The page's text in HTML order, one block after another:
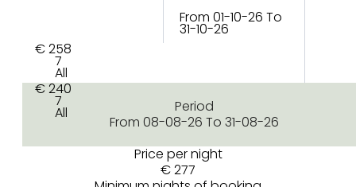
€ 258
7
All
From 01-10-26 To
31-10-26
€ 240
7
All
Period
From 08-08-26 To 31-08-26
Price per night
€ 277